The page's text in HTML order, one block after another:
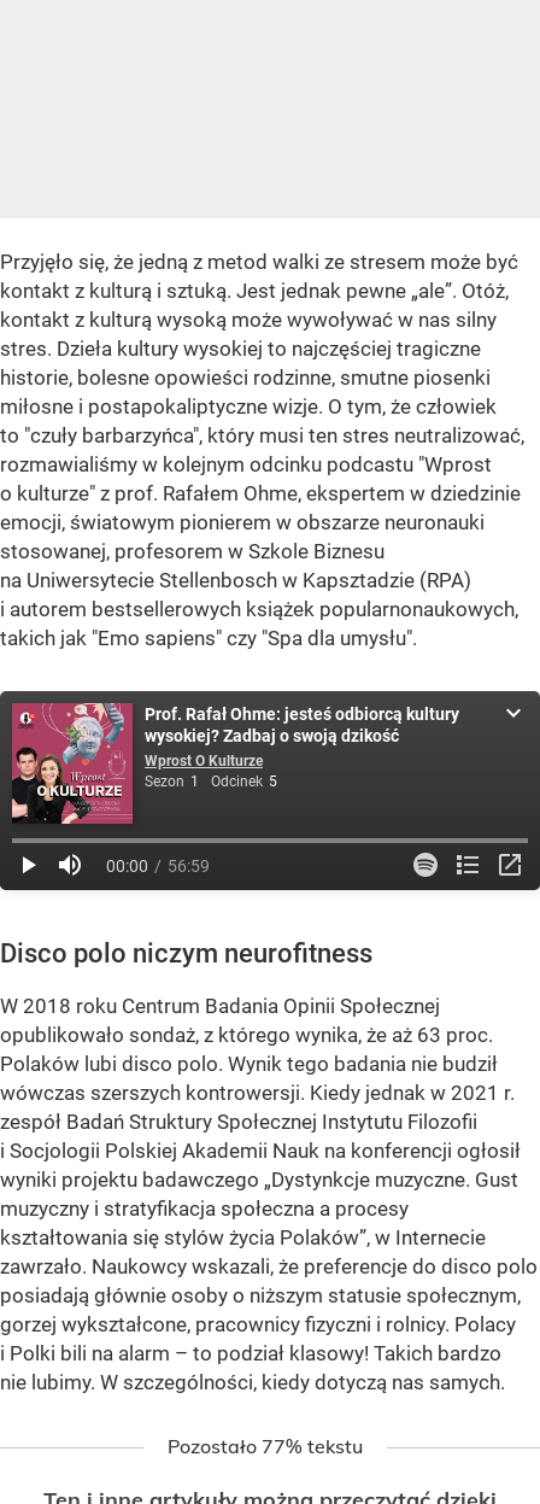
Przyjęło się, że jedną z metod walki ze stresem może być
kontakt z kulturą i sztuką. Jest jednak pewne „ale”. Otóż,
kontakt z kulturą wysoką może wywoływać w nas silny
stres. Dzieła kultury wysokiej to najczęściej tragiczne
historie, bolesne opowieści rodzinne, smutne piosenki
miłosne i postapokaliptyczne wizje. O tym, że człowiek
to "czuły barbarzyńca", który musi ten stres neutralizować,
rozmawialiśmy w kolejnym odcinku podcastu "Wprost
o kulturze" z prof. Rafałem Ohme, ekspertem w dziedzinie
emocji, światowym pionierem w obszarze neuronauki
stosowanej, profesorem w Szkole Biznesu
na Uniwersytecie Stellenbosch w Kapsztadzie (RPA)
i autorem bestsellerowych książek popularnonaukowych,
takich jak "Emo sapiens" czy "Spa dla umysłu".
Prof. Rafał Ohme: jesteś odbiorcą kultury
wysokiej? Zadbaj o swoją dzikość
Wprost O Kulturze
Sezon 1 Odcinek 5
00:00 56:59
Disco polo niczym neurofitness
W 2018 roku Centrum Badania Opinii Społecznej
opublikowało sondaż, z którego wynika, że aż 63 proc.
Polaków lubi disco polo. Wynik tego badania nie budził
wówczas szerszych kontrowersji. Kiedy jednak w 2021 r.
zespół Badań Struktury Społecznej Instytutu Filozofii
i Socjologii Polskiej Akademii Nauk na konferencji ogłosił
wyniki projektu badawczego „Dystynkcje muzyczne. Gust
muzyczny i stratyfikacja społeczna a procesy
kształtowania się stylów życia Polaków”, w Internecie
zawrzało. Naukowcy wskazali, że preferencje do disco polo
posiadają głównie osoby o niższym statusie społecznym,
gorzej wykształcone, pracownicy fizyczni i rolnicy. Polacy
i Polki bili na alarm – to podział klasowy! Takich bardzo
nie lubimy. W szczególności, kiedy dotyczą nas samych.
Pozostało 77% tekstu